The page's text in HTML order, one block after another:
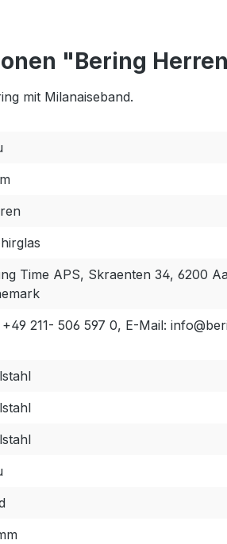
"Bering
mit Milanaiseband.
Time APS, Skraenten 34, 6200
+49 211- 506 597 0, E-Mail: